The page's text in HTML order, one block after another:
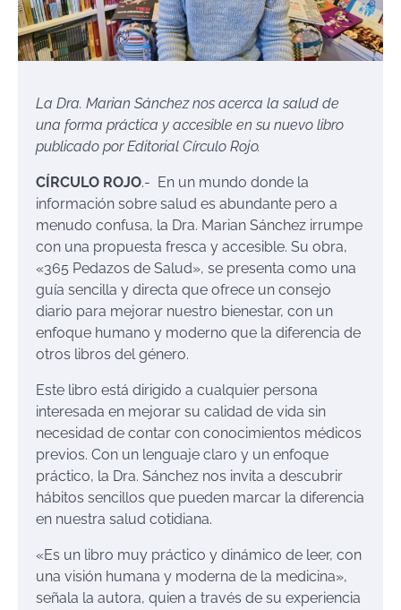
La Dra. Marian Sánchez nos acerca la salud de
una forma práctica y accesible en su nuevo libro
publicado por Editorial Círculo Rojo.
CÍRCULO ROJO.- En un mundo donde la
información sobre salud es abundante pero a
menudo confusa, la Dra. Marian Sánchez irrumpe
con una propuesta fresca y accesible. Su obra,
«365 Pedazos de Salud», se presenta como una
guía sencilla y directa que ofrece un consejo
diario para mejorar nuestro bienestar, con un
enfoque humano y moderno que la diferencia de
otros libros del género.
Este libro está dirigido a cualquier persona
interesada en mejorar su calidad de vida sin
necesidad de contar con conocimientos médicos
previos. Con un lenguaje claro y un enfoque
práctico, la Dra. Sánchez nos invita a descubrir
hábitos sencillos que pueden marcar la diferencia
en nuestra salud cotidiana.
«Es un libro muy práctico y dinámico de leer, con
una visión humana y moderna de la medicina»,
señala la autora, quien a través de su experiencia